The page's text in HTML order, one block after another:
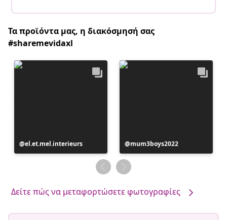
Τα προϊόντα μας, η διακόσμησή σας
#sharemevidaxl
Η
ανάρτηση
el.et.mel.interieurs
Η
ανάρτηση
δημοσιεύθηκε
από
mum3boys2022
Δείτε πώς να μεταφορτώσετε φωτογραφίες